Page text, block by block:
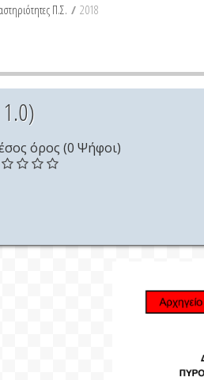
Π.Σ. / 2018
όρος (0 Ψήφοι)